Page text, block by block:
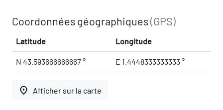
Coordonnées géographiques(GPS)
Latitude Longitude
N 43.593666666667 ° E 1.4448333333333 °
place Afficher sur la carte